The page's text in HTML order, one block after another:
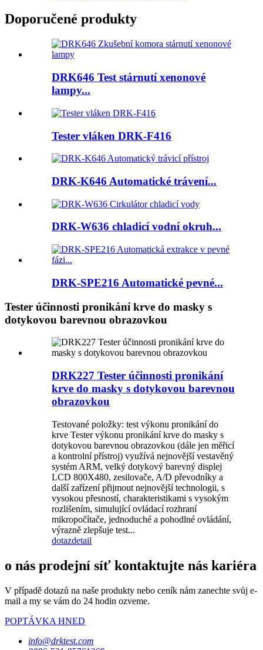
Doporučené produkty
DRK646 Test stárnutí xenonové
lampy...
Tester vláken DRK-F416
DRK-K646 Automatické trávení...
DRK-W636 chladicí vodní okruh...
DRK-SPE216 Automatické pevné...
Tester účinnosti pronikání krve do masky s
dotykovou barevnou obrazovkou
DRK227 Tester účinnosti pronikání
krve do masky s dotykovou barevnou
obrazovkou
Testované položky: test výkonu pronikání do
krve Tester výkonu pronikání krve do masky s
dotykovou barevnou obrazovkou (dále jen měřicí
a kontrolní přístroj) využívá nejnovější vestavěný
systém ARM, velký dotykový barevný displej
LCD 800X480, zesilovače, A/D převodníky a
další zařízení přijmout nejnovější technologii, s
vysokou přesností, charakteristikami s vysokým
rozlišením, simulující ovládací rozhraní
mikropočítače, jednoduché a pohodlné ovládání,
výrazně zlepšuje test...
dotazdetail
o nás prodejní síť kontaktujte nás kariéra
V případě dotazů na naše produkty nebo ceník nám zanechte svůj e-
mail a my se vám do 24 hodin ozveme.
POPTÁVKA HNED
info@drktest.com